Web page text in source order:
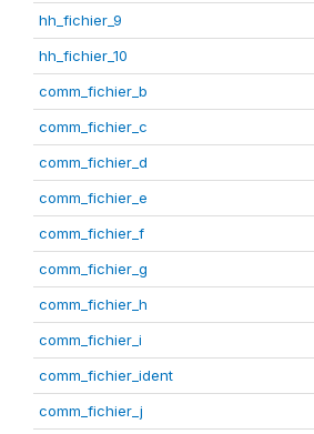
hh_fichier_9
hh_fichier_10
comm_fichier_b
comm_fichier_c
comm_fichier_d
comm_fichier_e
comm_fichier_f
comm_fichier_g
comm_fichier_h
comm_fichier_i
comm_fichier_ident
comm_fichier_j